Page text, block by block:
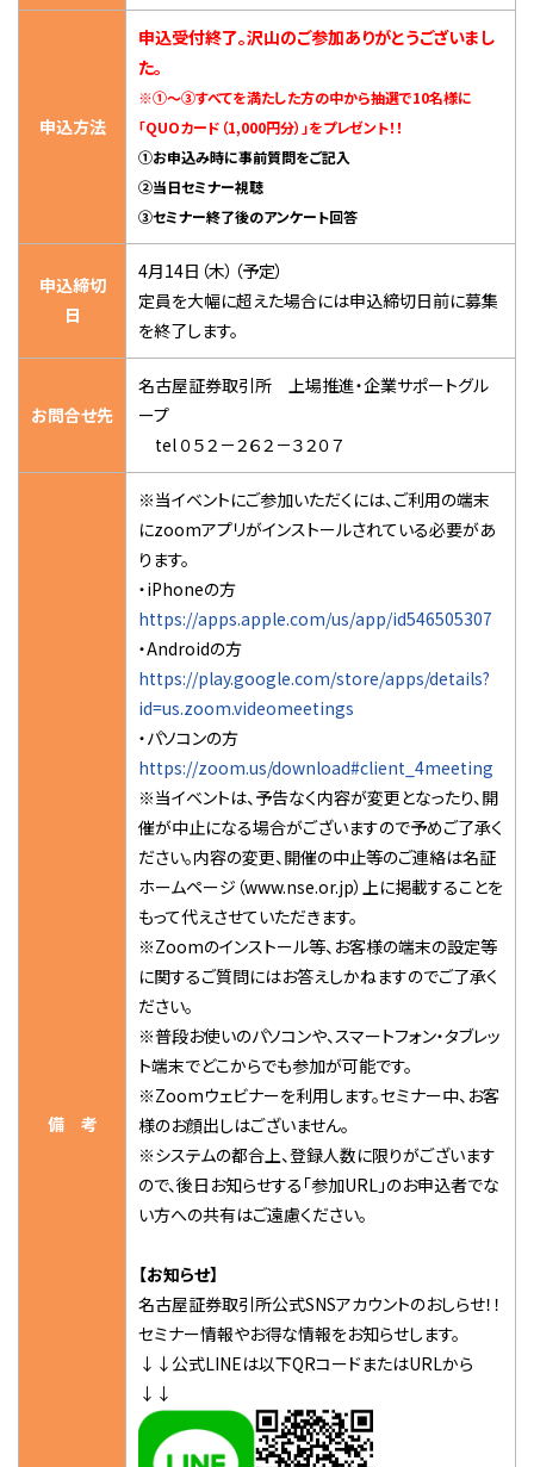
申込方法
申込受付終了。沢山のご参加ありがとうございまし
た。
※①～③すべてを満たした方の中から抽選で10名様に
「QUOカード（1,000円分）」をプレゼント！！
①お申込み時に事前質問をご記入
②当日セミナー視聴
③セミナー終了後のアンケート回答
申込締切
日
4月14日（木）（予定）
定員を大幅に超えた場合には申込締切日前に募集
を終了します。
お問合せ先
名古屋証券取引所 上場推進・企業サポートグル
ープ
tel ０５２－２６２－３２０７
備 考
※当イベントにご参加いただくには、ご利用の端末
にzoomアプリがインストールされている必要があ
ります。
・iPhoneの方
https://apps.apple.com/us/app/id546505307
・Androidの方
https://play.google.com/store/apps/details?
id=us.zoom.videomeetings
・パソコンの方
https://zoom.us/download#client_4meeting
※当イベントは、予告なく内容が変更となったり、開
催が中止になる場合がございますので予めご了承く
ださい。内容の変更、開催の中止等のご連絡は名証
ホームページ（www.nse.or.jp）上に掲載することを
もって代えさせていただきます。
※Zoomのインストール等、お客様の端末の設定等
に関するご質問にはお答えしかねますのでご了承く
ださい。
※普段お使いのパソコンや、スマートフォン・タブレッ
ト端末でどこからでも参加が可能です。
※Zoomウェビナーを利用します。セミナー中、お客
様のお顔出しはございません。
※システムの都合上、登録人数に限りがございます
ので、後日お知らせする「参加URL」のお申込者でな
い方への共有はご遠慮ください。
【お知らせ】
名古屋証券取引所公式SNSアカウントのおしらせ！！
セミナー情報やお得な情報をお知らせします。
↓↓公式LINEは以下QRコードまたはURLから
↓↓